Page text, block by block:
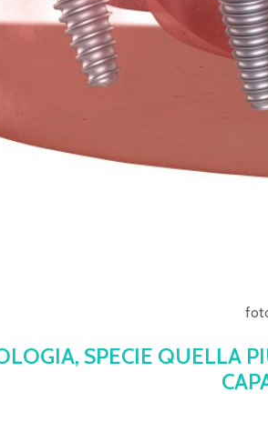
SPECIE QUELLA